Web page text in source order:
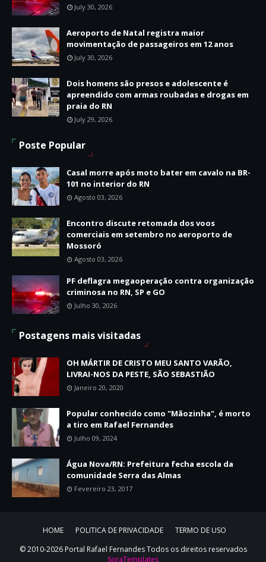
July 30, 2026
Aeroporto de Natal registra maior
movimentação de passageiros em 12 anos
July 30, 2026
Dois homens são presos e adolescente é
apreendido com armas roubadas e drogas em
praia do RN
July 29, 2026
Poste Popular
Casal morre após moto bater em cavalo na BR-
101 no interior do RN
Agosto 03, 2026
Encontro discute retomada dos voos
comerciais em setembro no aeroporto de
Mossoró
Agosto 03, 2026
PF deflagra megaoperação contra organização
criminosa no RN, SP e GO
Julho 30, 2026
Postagens mais visitadas
OH MÁRTIR DE CRISTO MEU SANTO VARÃO,
LIVRAI-NOS DA PESTE, SÃO SEBASTIÃO
Janeiro 20, 2020
Popular conhecido como "Mãozinha", é morto
a tiro em Rafael Fernandes
Julho 09, 2024
Água Nova/RN: Prefeitura fecha escola da
comunidade Serra das Almas
Fevereiro 23, 2017
HOME POLITICA DE PRIVACIDADE
TERMO DE USO
© 2010-2026 Portal Rafael Fernandes Todos os direitos reservados
SoraTemplates